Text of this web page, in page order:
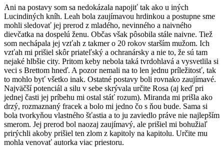
Ani na postavy som sa nedokázala napojiť tak ako u iných
Lucindiných kníh. Leah bola zaujímavou hrdinkou a postupne sme
mohli sledovať jej prerod z mladého, nevinného a naivného
dievčatka na dospelú ženu. Občas však pôsobila stále naivne. Tiež
som nechápala jej vzťah z takmer o 20 rokov starším mužom. Ich
vzťah mi prišiel skôr priateľský a ochranársky a nie to, že sú tam
nejaké hlbšie city. Pritom keby nebola taká tvrdohlavá a vysvetlila si
veci s Brettom hneď. A pozor nemali na to len jednu príležitosť, tak
to mohlo byť všetko inak. Ostatné postavy boli rovnako zaujímavé.
Najväčší potenciál a silu v sebe skrývala určite Rosa (aj keď pri
jednej časti jej príbehu mi ostal stáť rozum). Miranda mi prišla ako
drzý, rozmaznaný fracek a bolo mi jedno čo s ňou bude. Sama si
bola tvorkyňou vlastného šťastia a to ju zaviedlo práve nie najlepším
smerom. Jej prerod bol naozaj zaujímavý, ale prišiel mi bohužiaľ
prirýchli akoby prišiel ten zlom z kapitoly na kapitolu. Určite mu
mohla venovať autorka viac priestoru.